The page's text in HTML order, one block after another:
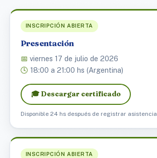
INSCRIPCIÓN ABIERTA
Presentación
📅 viernes 17 de julio de 2026
🕓 18:00 a 21:00 hs (Argentina)
🎓 Descargar certificado
Disponible 24 hs después de registrar asistencia.
INSCRIPCIÓN ABIERTA